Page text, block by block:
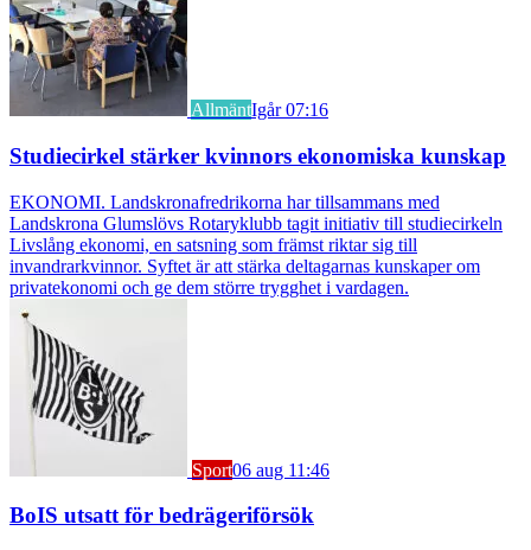
AllmäntIgår 07:16
Studiecirkel stärker kvinnors ekonomiska kunskap
EKONOMI. Landskronafredrikorna har tillsammans med
Landskrona Glumslövs Rotaryklubb tagit initiativ till studiecirkeln
Livslång ekonomi, en satsning som främst riktar sig till
invandrarkvinnor. Syftet är att stärka deltagarnas kunskaper om
privatekonomi och ge dem större trygghet i vardagen.
Sport06 aug 11:46
BoIS utsatt för bedrägeriförsök